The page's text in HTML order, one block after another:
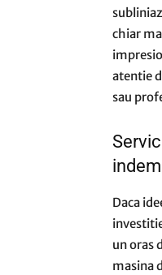
chiar
atentie
sau
Daca
un oras
masina